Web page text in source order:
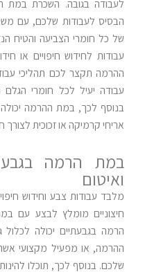
לעבודה בגובה. השכרת במת
הבסיס לעבודות שלכם, עם
של כל חומרי הצביעה והטיח
עבודות לחידוש חיפויים או
ההרמה תקצר לכם תהליכי
עבודה יעיל לכל חומרי
בנוסף לכך, במת ההרמה
אריחי קרמיקה או זכוכית לצורך
במת הרמה
ואיטום
מלבד עבודות צבע וחידוש
חיצוניים מומלץ לבצע עם
הרמה בגבעתיים יכולה
ההרמה, או מפעיל מקצועי
שלכם. בנוסף לכך, תוכלו